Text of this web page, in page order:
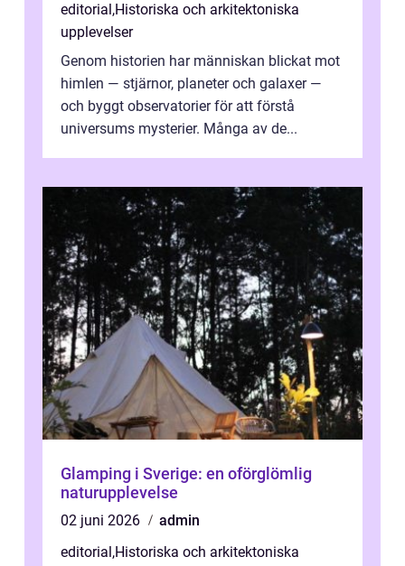
editorial ,Historiska och arkitektoniska
upplevelser
Genom historien har människan blickat mot
himlen — stjärnor, planeter och galaxer —
och byggt observatorier för att förstå
universums mysterier. Många av de...
Glamping i Sverige: en oförglömlig
naturupplevelse
02 juni 2026
admin
editorial ,Historiska och arkitektoniska